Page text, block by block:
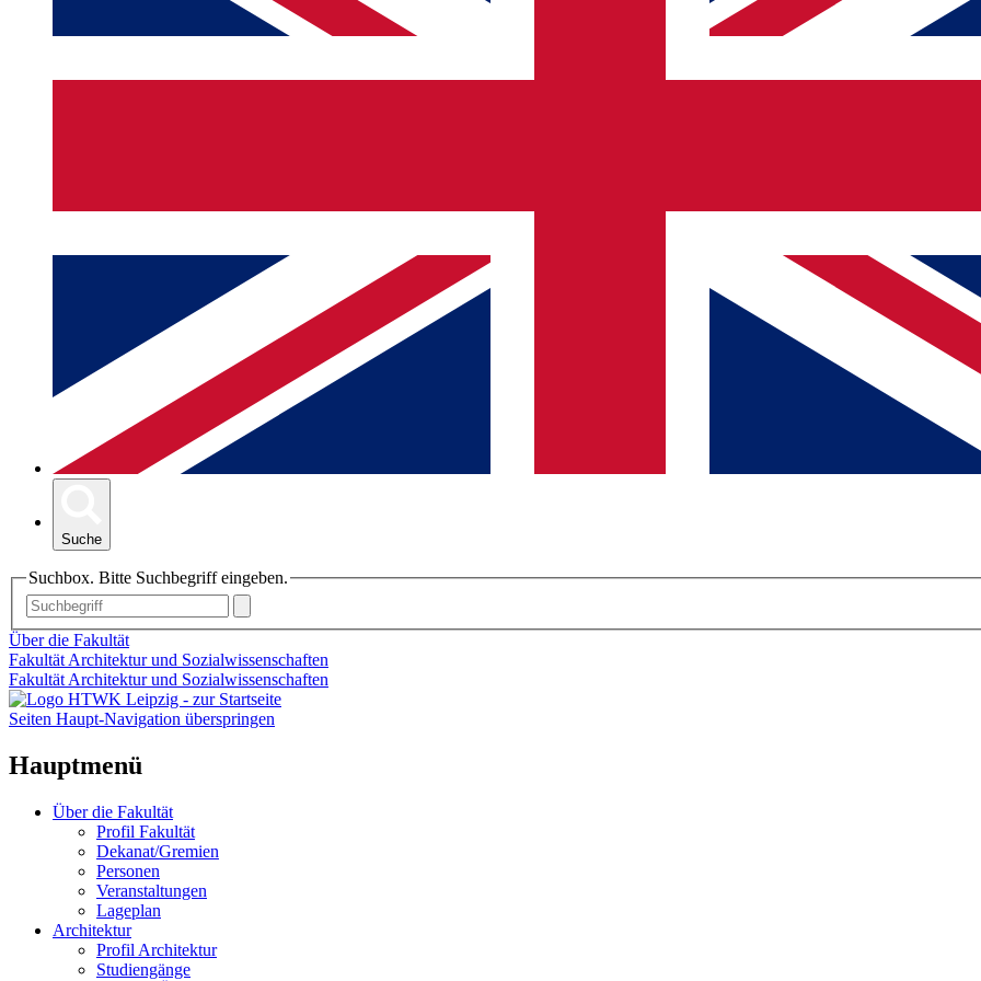
Suche
Suchbox. Bitte Suchbegriff eingeben.
Über die Fakultät
Fakultät Architektur und Sozialwissenschaften
Fakultät Architektur und Sozialwissenschaften
Seiten Haupt-Navigation überspringen
Hauptmenü
Über die Fakultät
Profil Fakultät
Dekanat/Gremien
Personen
Veranstaltungen
Lageplan
Architektur
Profil Architektur
Studiengänge